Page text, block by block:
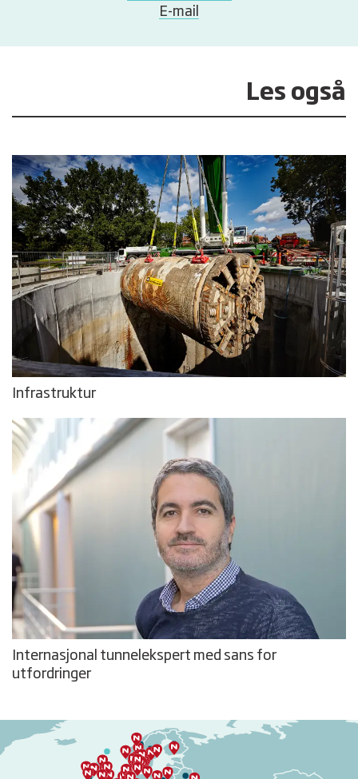
E-mail
Les også
Infrastruktur
Internasjonal tunnelekspert med sans for
utfordringer